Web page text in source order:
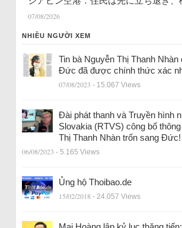
07/08/2026
NHIỀU NGƯỜI XEM
Tin bà Nguyễn Thị Thanh Nhàn
Đức đã được chính thức xác
07/08/2023 - 15.067 Views
Đài phát thanh và Truyền hình
Slovakia (RTVS) công bố
Thị Thanh Nhàn trốn sang Đức!
06/08/2023 - 5.165 Views
Ủng hộ Thoibao.de
15/02/2018 - 24.057 Views